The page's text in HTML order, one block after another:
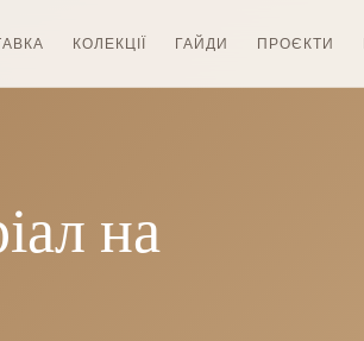
КОЛЕКЦІЇ ГАЙДИ ПРОЄКТИ
на